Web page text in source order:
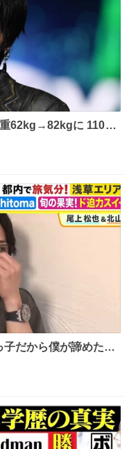
重62kg→82kgに 110kg
4本、パスタと毎日4
量したという。
だから僕が諦めた瞬
か嫌」だから結婚願
（結婚は）向いてね
れたんだなと思った